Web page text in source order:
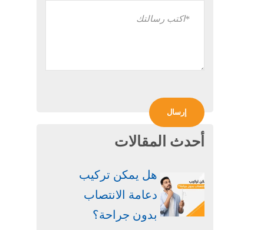
أحدث المقالات
هل يمكن تركيب
دعامة الانتصاب
بدون جراحة​؟